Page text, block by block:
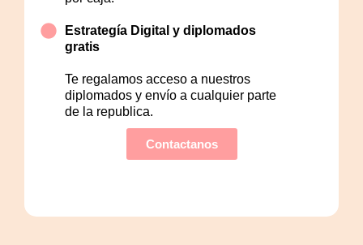
Estrategía Digital y diplomados
gratis
Te regalamos acceso a nuestros
diplomados y envío a cualquier parte
de la republica.
Contactanos